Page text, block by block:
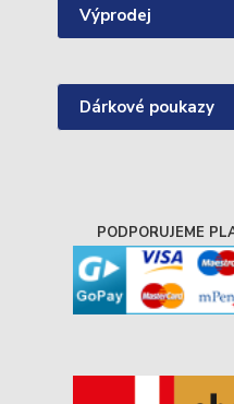
Výprodej
Dárkové poukazy
PODPORUJEME